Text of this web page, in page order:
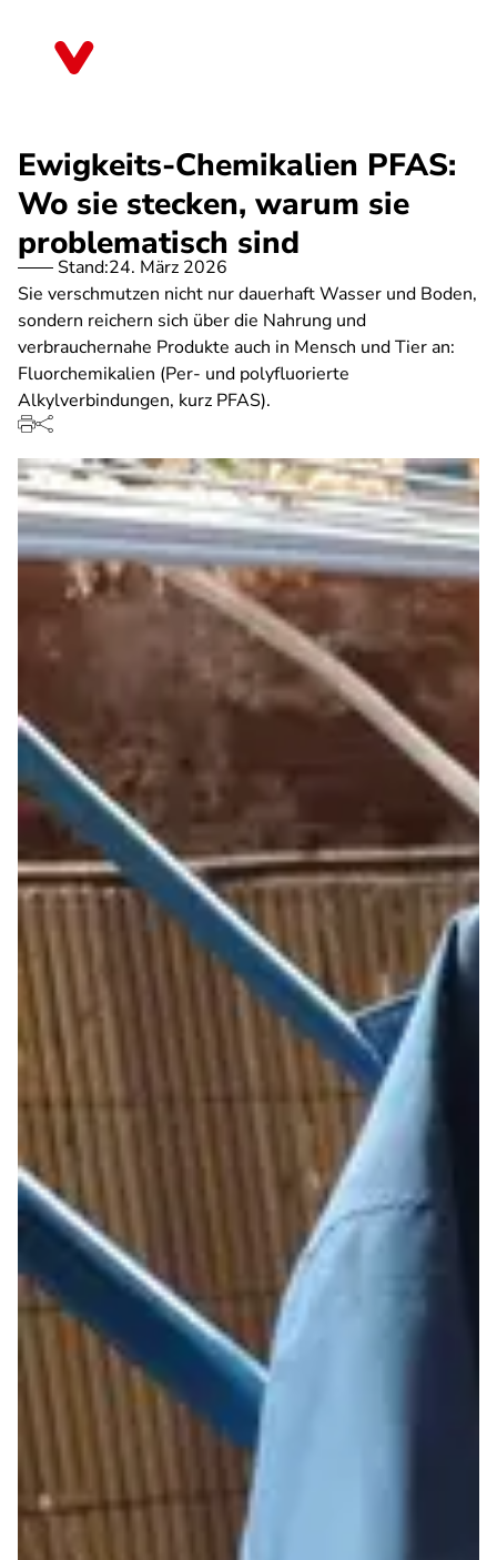
Ewigkeits-Chemikalien PFAS:
Wo sie stecken, warum sie
problematisch sind
Stand:24. März 2026
Sie verschmutzen nicht nur dauerhaft Wasser und Boden,
sondern reichern sich über die Nahrung und
verbrauchernahe Produkte auch in Mensch und Tier an:
Fluorchemikalien (Per- und polyfluorierte
Alkylverbindungen, kurz PFAS).